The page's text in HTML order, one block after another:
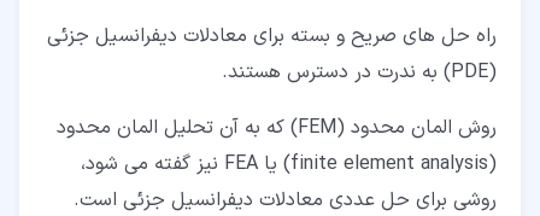
راه حل های صریح و بسته برای معادلات دیفرانسیل جزئی
(PDE) به ندرت در دسترس هستند.
روش المان محدود (FEM) که به آن تحلیل المان محدود
(finite element analysis) یا FEA نیز گفته می شود،
روشی برای حل عددی معادلات دیفرانسیل جزئی است.